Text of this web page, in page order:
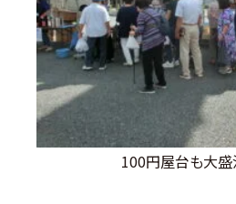
100円屋台も大盛